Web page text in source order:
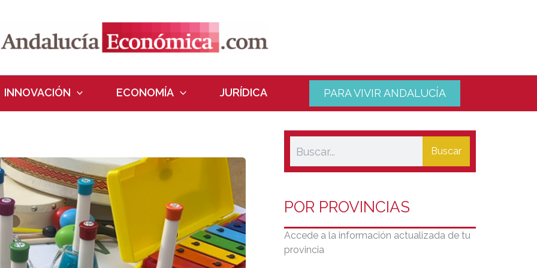
INNOVACIÓN ECONOMÍA JURÍDICA PARA VIVIR ANDALUCÍA
Buscar
POR PROVINCIAS
Accede a la información actualizada de tu
provincia